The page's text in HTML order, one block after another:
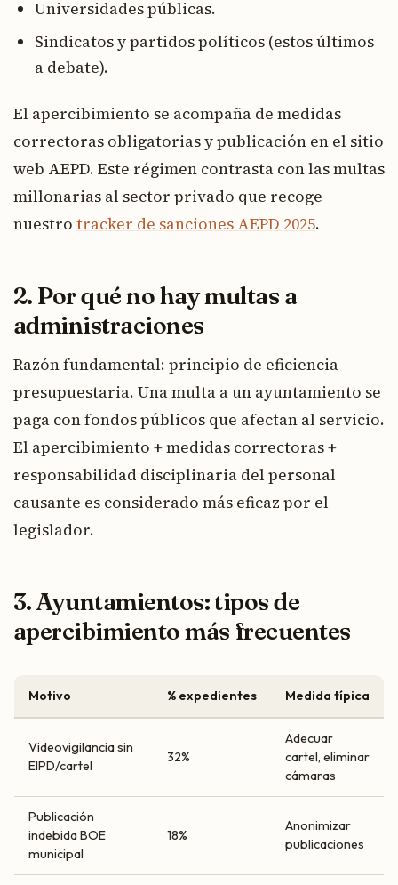
Universidades públicas.
Sindicatos y partidos políticos (estos últimos
a debate).
El apercibimiento se acompaña de medidas
correctoras obligatorias y publicación en el sitio
web AEPD. Este régimen contrasta con las multas
millonarias al sector privado que recoge
nuestro tracker de sanciones AEPD 2025.
2. Por qué no hay multas a
administraciones
Razón fundamental: principio de eficiencia
presupuestaria. Una multa a un ayuntamiento se
paga con fondos públicos que afectan al servicio.
El apercibimiento + medidas correctoras +
responsabilidad disciplinaria del personal
causante es considerado más eficaz por el
legislador.
3. Ayuntamientos: tipos de
apercibimiento más frecuentes
Motivo % expedientes Medida típica
Videovigilancia sin
EIPD/cartel
32%
Adecuar
cartel, eliminar
cámaras
Publicación
indebida BOE
municipal
18%
Anonimizar
publicaciones